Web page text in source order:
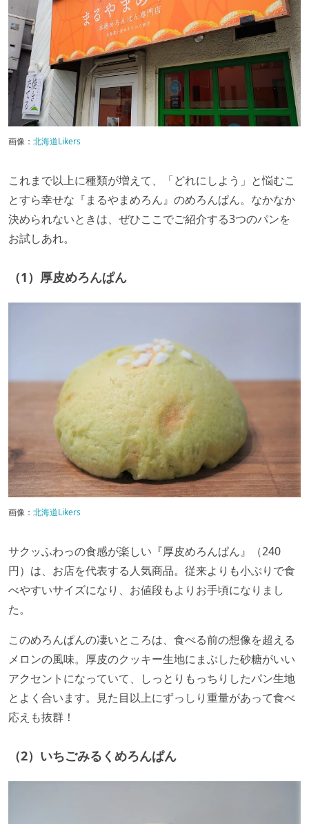
画像： 北海道Likers
これまで以上に種類が増えて、「どれにしよう」と悩むこ
とすら幸せな『まるやまめろん』のめろんぱん。なかなか
決められないときは、ぜひここでご紹介する3つのパンを
お試しあれ。
（1）厚皮めろんぱん
画像： 北海道Likers
サクッふわっの食感が楽しい『厚皮めろんぱん』（240
円）は、お店を代表する人気商品。従来よりも小ぶりで食
べやすいサイズになり、お値段もよりお手頃になりまし
た。
このめろんぱんの凄いところは、食べる前の想像を超える
メロンの風味。厚皮のクッキー生地にまぶした砂糖がいい
アクセントになっていて、しっとりもっちりしたパン生地
とよく合います。見た目以上にずっしり重量があって食べ
応えも抜群！
（2）いちごみるくめろんぱん